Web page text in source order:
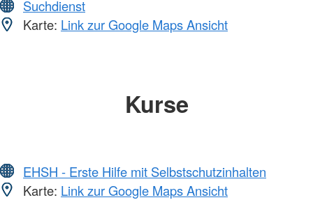
Suchdienst
Karte: Link zur Google Maps Ansicht
Kurse
EHSH - Erste Hilfe mit Selbstschutzinhalten
Karte: Link zur Google Maps Ansicht